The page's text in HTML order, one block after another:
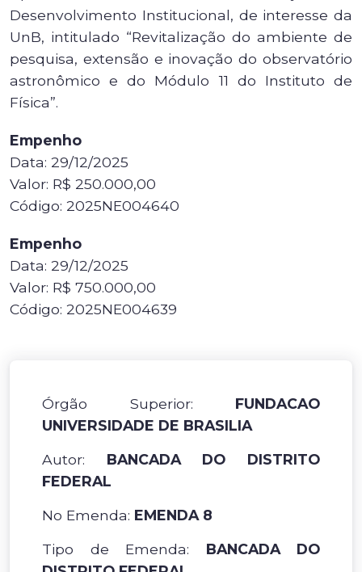
Desenvolvimento Institucional, de interesse da
UnB, intitulado “Revitalização do ambiente de
pesquisa, extensão e inovação do observatório
astronômico e do Módulo 11 do Instituto de
Física”.
Empenho
Data: 29/12/2025
Valor: R$ 250.000,00
Código: 2025NE004640
Empenho
Data: 29/12/2025
Valor: R$ 750.000,00
Código: 2025NE004639
Órgão Superior: FUNDACAO
UNIVERSIDADE DE BRASILIA
Autor: BANCADA DO DISTRITO
FEDERAL
No Emenda: EMENDA 8
Tipo de Emenda: BANCADA DO